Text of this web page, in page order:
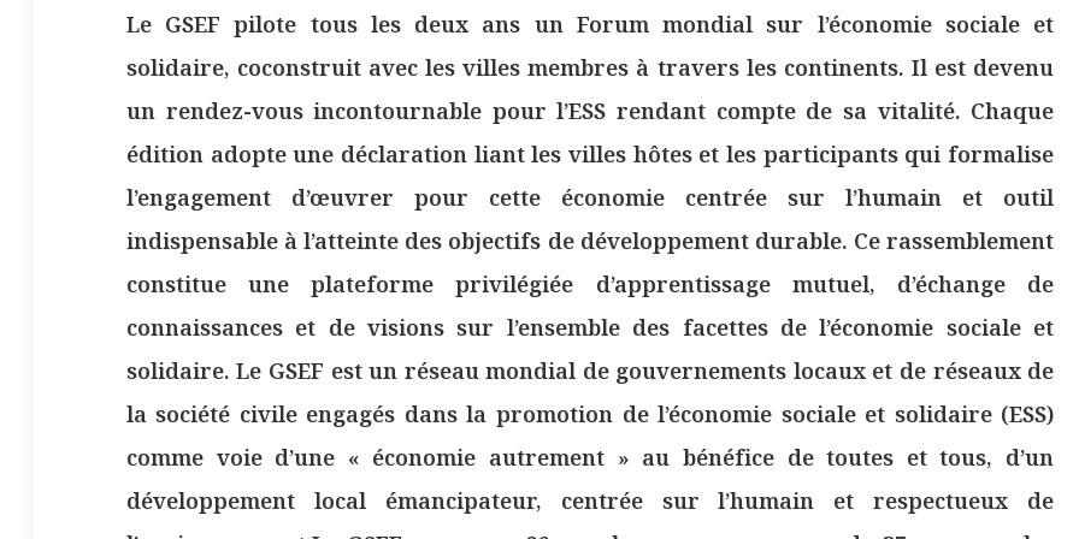
Le GSEF pilote tous les deux ans un Forum mondial sur l’économie sociale et
solidaire, coconstruit avec les villes membres à travers les continents. Il est devenu
un rendez-vous incontournable pour l’ESS rendant compte de sa vitalité. Chaque
édition adopte une déclaration liant les villes hôtes et les participants qui formalise
l’engagement d’œuvrer pour cette économie centrée sur l’humain et outil
indispensable à l’atteinte des objectifs de développement durable. Ce rassemblement
constitue une plateforme privilégiée d’apprentissage mutuel, d’échange de
connaissances et de visions sur l’ensemble des facettes de l’économie sociale et
solidaire. Le GSEF est un réseau mondial de gouvernements locaux et de réseaux de
la société civile engagés dans la promotion de l’économie sociale et solidaire (ESS)
comme voie d’une « économie autrement » au bénéfice de toutes et tous, d’un
développement local émancipateur, centrée sur l’humain et respectueux de